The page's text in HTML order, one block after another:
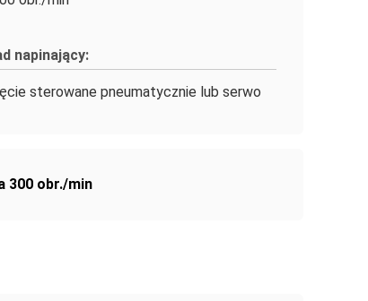
napinający:
sterowane pneumatycznie lub serwo
300 obr./min